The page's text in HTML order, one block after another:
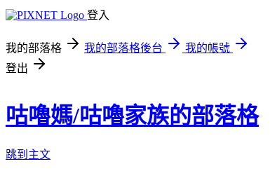
登入
我的部落格 我的部落格後台
我的帳號
登出
咕嚕媽/咕嚕家族的部落格
跳到主文